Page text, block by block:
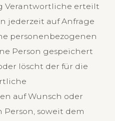
Verantwortliche erteilt
jederzeit auf Anfrage
personenbezogenen
Person gespeichert
löscht der für die
auf Wunsch oder
soweit dem